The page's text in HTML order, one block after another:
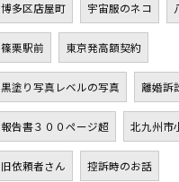
博多区店屋町 宇宙服のネコ
篠栗駅前 東京発高額契約
黒塗り写真レベルの写真 離婚訴
報告書３００ページ超 北九州市
旧依頼者さん 控訴時のお話